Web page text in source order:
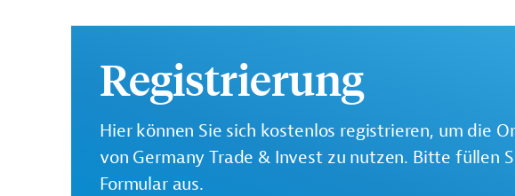
Registrierung
Hier können Sie sich kostenlos registrieren, um die
von Germany Trade & Invest zu nutzen. Bitte füllen
Formular aus.